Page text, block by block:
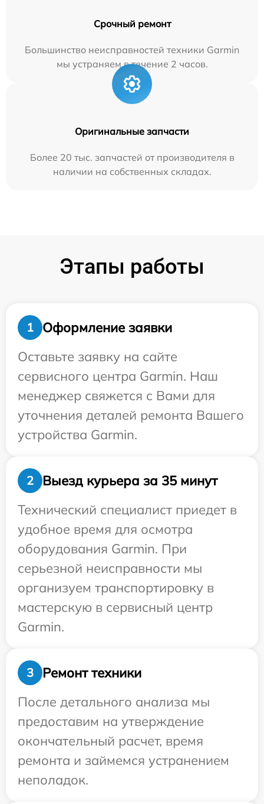
Срочный ремонт
Большинство неисправностей техники Garmin
мы устраняем в течение 2 часов.
Оригинальные запчасти
Более 20 тыс. запчастей от производителя в
наличии на собственных складах.
Этапы работы
1
Оформление заявки
Оставьте заявку на сайте
сервисного центра Garmin. Наш
менеджер свяжется с Вами для
уточнения деталей ремонта Вашего
устройства Garmin.
2
Выезд курьера за 35 минут
Технический специалист приедет в
удобное время для осмотра
оборудования Garmin. При
серьезной неисправности мы
организуем транспортировку в
мастерскую в сервисный центр
Garmin.
3
Ремонт техники
После детального анализа мы
предоставим на утверждение
окончательный расчет, время
ремонта и займемся устранением
неполадок.